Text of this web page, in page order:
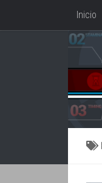
Saltar al contenido
Inicio